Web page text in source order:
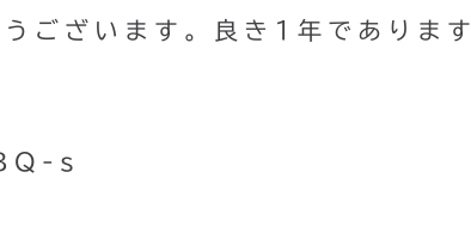
ございます。良き1年であります
s